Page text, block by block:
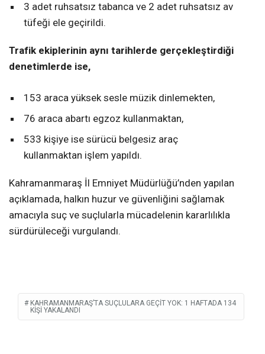
3 adet ruhsatsız tabanca ve 2 adet ruhsatsız av
tüfeği ele geçirildi.
Trafik ekiplerinin aynı tarihlerde gerçekleştirdiği
denetimlerde ise,
153 araca yüksek sesle müzik dinlemekten,
76 araca abartı egzoz kullanmaktan,
533 kişiye ise sürücü belgesiz araç
kullanmaktan işlem yapıldı.
Kahramanmaraş İl Emniyet Müdürlüğü’nden yapılan
açıklamada, halkın huzur ve güvenliğini sağlamak
amacıyla suç ve suçlularla mücadelenin kararlılıkla
sürdürüleceği vurgulandı.
KAHRAMANMARAŞ’TA SUÇLULARA GEÇIT YOK: 1 HAFTADA 134
KIŞI YAKALANDI